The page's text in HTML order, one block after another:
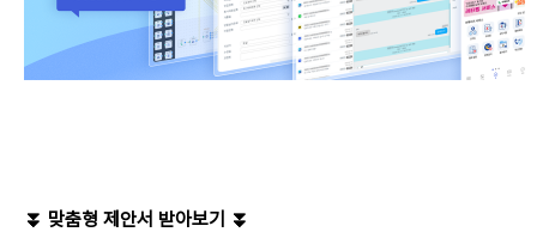
⏬ 맞춤형 제안서 받아보기 ⏬